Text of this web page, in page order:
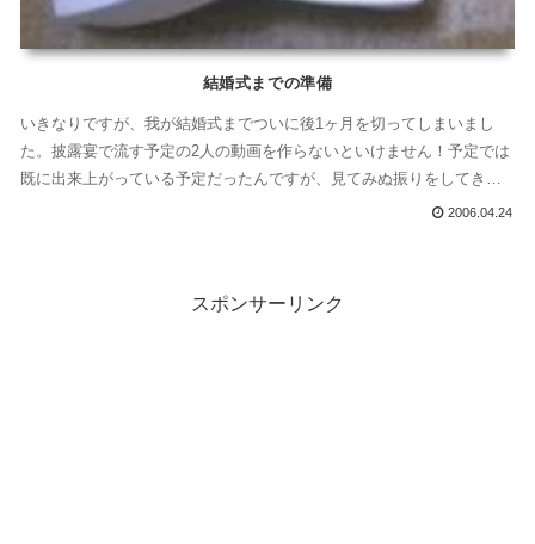
結婚式までの準備
いきなりですが、我が結婚式までついに後1ヶ月を切ってしまいまし
た。披露宴で流す予定の2人の動画を作らないといけません！予定では
既に出来上がっている予定だったんですが、見てみぬ振りをしてきて
2006.04.24
スポンサーリンク